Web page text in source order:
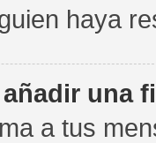
haya
una
a tus